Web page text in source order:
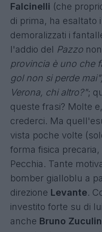
Falcinelli (che
di prima, ha esaltato
demoralizzati i
l'addio del Pazzo
provincia è uno che
gol non si perde
Verona, chi altro?";
queste frasi? Molte
crederci. Ma
vista poche volte
forma fisica
Pecchia. Tante
bomber gialloblu a
direzione Levante.
investito forte su di
anche Bruno